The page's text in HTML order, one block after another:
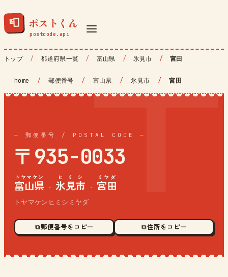
📮 ポストくん
トップ 都道府県一覧 富山県 氷見市 宮田
home / 郵便番号 / 富山県 / 氷見市 / 宮田
— 郵便番号 / POSTAL CODE —
〒935-0033
富山県
トヤマケン
· 氷見市
ヒミシ
· 宮田
ミヤダ
トヤマケンヒミシミヤダ
⧉ 郵便番号をコピー ⧉ 住所をコピー